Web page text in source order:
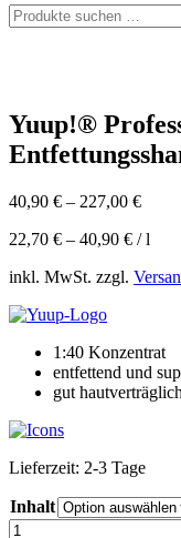
Suchen
nach:
Yuup!®
40,90 € – 227,00 €
22,70 € – 40,90 € /l
inkl. MwSt. zzgl.
1:40 Konzentrat
entfettend und
gut hautverträglich
Lieferzeit: 2-3 Tage
Inhalt
Yuup!